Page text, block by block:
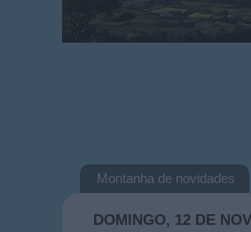
Montanha de novidades
DOMINGO, 12 DE